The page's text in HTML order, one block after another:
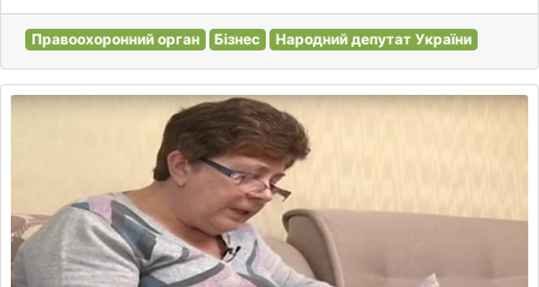
Правоохоронний орган Бізнес Народний депутат України